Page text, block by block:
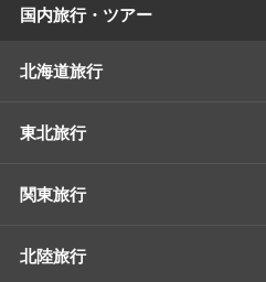
国内旅行・ツアー
北海道旅行
東北旅行
関東旅行
北陸旅行